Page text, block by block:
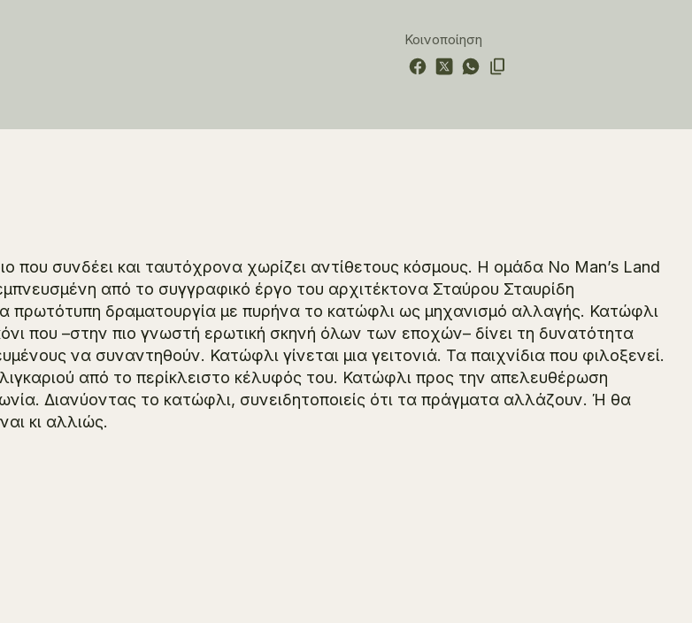
Κοινοποίηση
που συνδέει και ταυτόχρονα χωρίζει αντίθετους κόσμους. Η ομάδα No Man’s Land
από το συγγραφικό έργο του αρχιτέκτονα Σταύρου Σταυρίδη
πρωτότυπη δραματουργία με πυρήνα το κατώφλι ως μηχανισμό αλλαγής. Κατώφλι
που –στην πιο γνωστή ερωτική σκηνή όλων των εποχών– δίνει τη δυνατότητα
να συναντηθούν. Κατώφλι γίνεται μια γειτονιά. Τα παιχνίδια που φιλοξενεί.
από το περίκλειστο κέλυφός του. Κατώφλι προς την απελευθέρωση
Διανύοντας το κατώφλι, συνειδητοποιείς ότι τα πράγματα αλλάζουν. Ή θα
κι αλλιώς.